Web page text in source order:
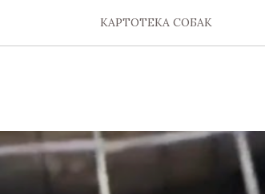
КАРТОТЕКА СОБАК